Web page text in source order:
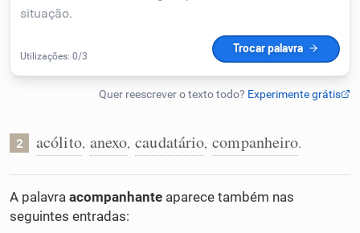
Humanizador de IA
Conexões
2 acólito, anexo, caudatário, companheiro.
A palavra acompanhante aparece também nas
seguintes entradas: